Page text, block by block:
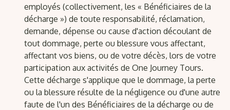
employés (collectivement, les « Bénéficiaires de la
décharge ») de toute responsabilité, réclamation,
demande, dépense ou cause d'action découlant de
tout dommage, perte ou blessure vous affectant,
affectant vos biens, ou de votre décès, lors de votre
participation aux activités de One Journey Tours.
Cette décharge s'applique que le dommage, la perte
ou la blessure résulte de la négligence ou d'une autre
faute de l'un des Bénéficiaires de la décharge ou de